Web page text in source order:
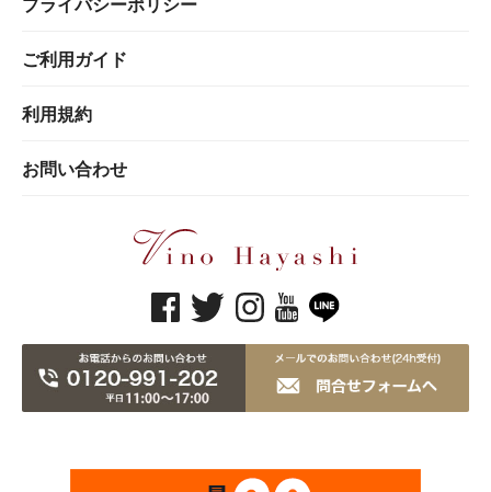
ご利用ガイド
利用規約
お問い合わせ